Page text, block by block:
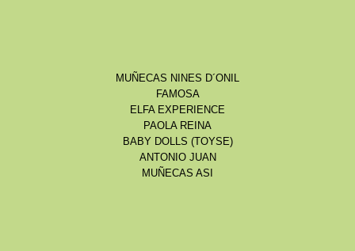
MUÑECAS NINES D´ONIL
FAMOSA
ELFA EXPERIENCE
PAOLA REINA
BABY DOLLS (TOYSE)
ANTONIO JUAN
MUÑECAS ASI